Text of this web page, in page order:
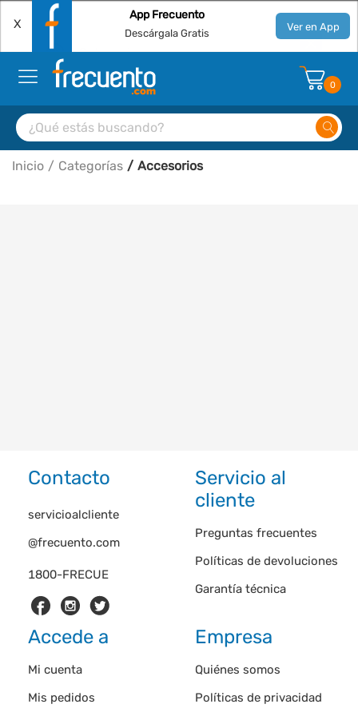
X
App Frecuento
Descárgala Gratis Ver en App
0
Inicio Categorías Accesorios
Contacto
1800-FRECUE
servicioalcliente
@frecuento.com
Servicio al
cliente
Preguntas frecuentes
Políticas de devoluciones
Garantía técnica
Accede a
Mi cuenta
Mis pedidos
Empresa
Quiénes somos
Políticas de privacidad